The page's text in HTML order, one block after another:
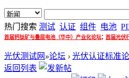
热门搜索 测试 认证 组件 电池
首届钙钛矿与叠层电池（华中）产业化论坛; 首届光伏
光伏测试网 »论坛 › 光伏认证标准
返回列表